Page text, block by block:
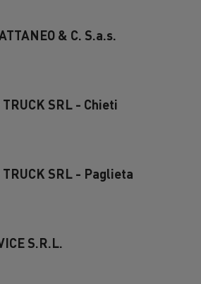
& C. S.a.s.
SRL - Chieti
TRUCK SRL - Paglieta
S.R.L.